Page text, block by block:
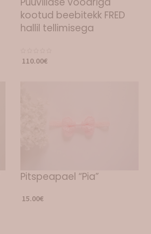
kootud beebitekk FRED
hallil tellimisega
110.00€
Pitspeapael “Pia”
15.00€